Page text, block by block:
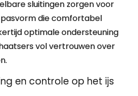
sluitingen zorgen voor
die comfortabel
optimale ondersteuning
vol vertrouwen over
en controle op het ijs